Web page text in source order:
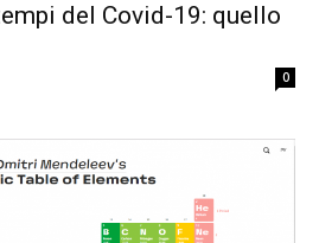
del Covid-19: quello
0